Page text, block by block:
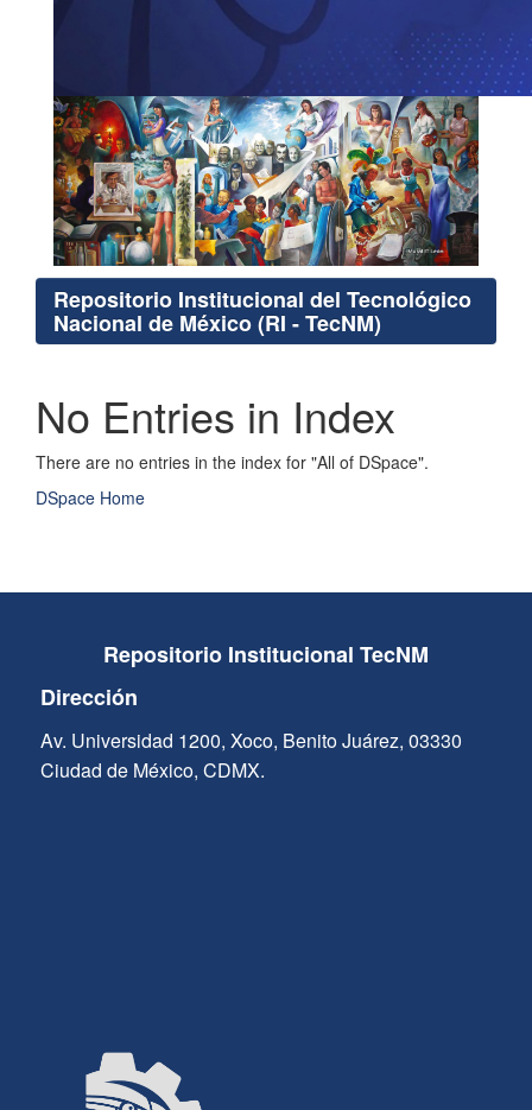
Repositorio Institucional del Tecnológico
Nacional de México (RI - TecNM)
No Entries in Index
There are no entries in the index for "All of DSpace".
DSpace Home
Repositorio Institucional TecNM
Dirección
Av. Universidad 1200, Xoco, Benito Juárez, 03330
Ciudad de México, CDMX.